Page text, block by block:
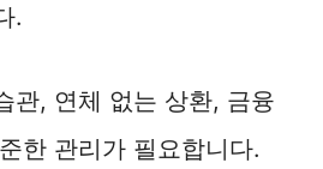
.
관, 연체 없는 상환, 금융
한 관리가 필요합니다.